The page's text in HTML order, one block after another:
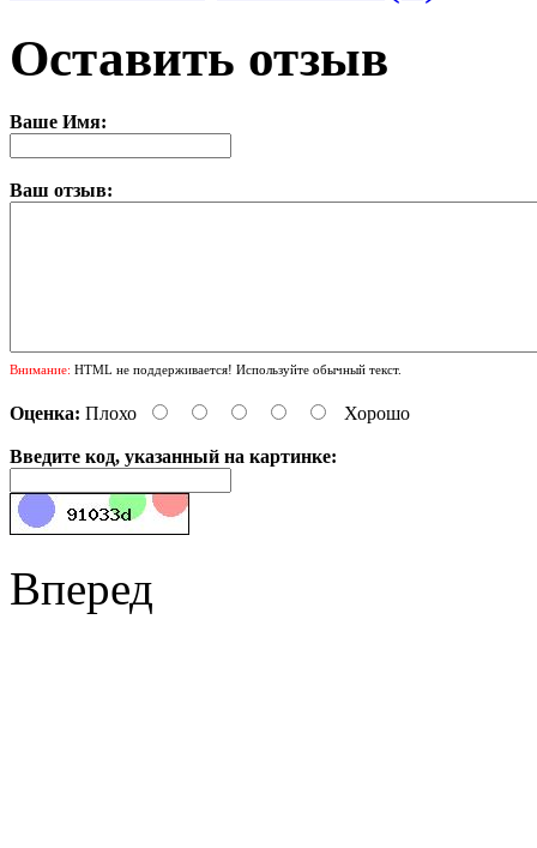
Оставить отзыв
Ваше Имя:
Ваш отзыв:
Внимание: HTML не поддерживается! Используйте обычный текст.
Оценка: Плохо Хорошо
Введите код, указанный на картинке:
Вперед